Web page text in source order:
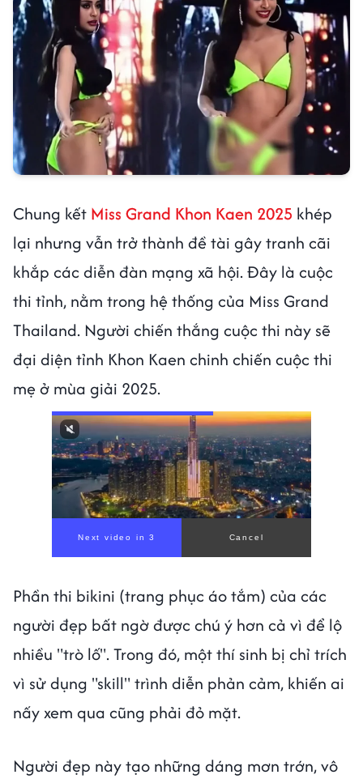
Chung kết Miss Grand Khon Kaen 2025 khép
lại nhưng vẫn trở thành đề tài gây tranh cãi
khắp các diễn đàn mạng xã hội. Đây là cuộc
thi tỉnh, nằm trong hệ thống của Miss Grand
Thailand. Người chiến thắng cuộc thi này sẽ
đại diện tỉnh Khon Kaen chinh chiến cuộc thi
mẹ ở mùa giải 2025.
Next video in 1 Cancel
Phần thi bikini (trang phục áo tắm) của các
người đẹp bất ngờ được chú ý hơn cả vì để lộ
nhiều "trò lố". Trong đó, một thí sinh bị chỉ trích
vì sử dụng "skill" trình diễn phản cảm, khiến ai
nấy xem qua cũng phải đỏ mặt.
Người đẹp này tạo những dáng mơn trớn, vô